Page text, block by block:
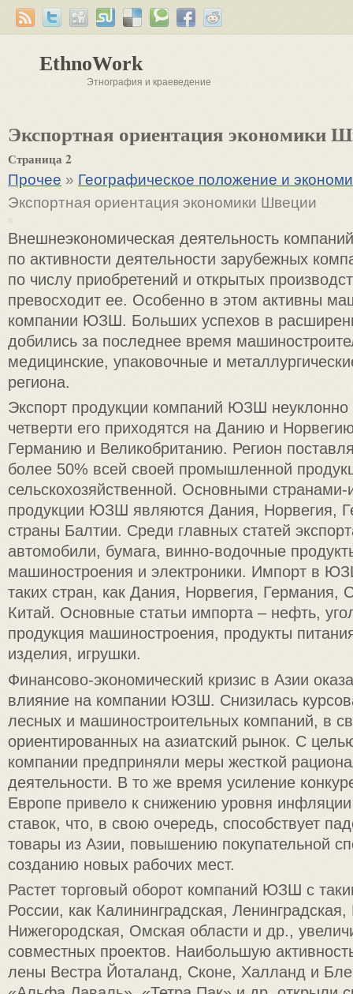
EthnoWork
Этнография и краеведение
Экспортная ориентация экономики
Страница 2
Прочее » Географическое положение и
Экспортная ориентация экономики Швеции
Внешнеэкономическая деятельность
по активности деятельности зарубежных
по числу приобретений и открытых
превосходит ее. Особенно в этом активны
компании ЮЗШ. Больших успехов в
добились за последнее время
медицинские, упаковочные и
региона.
Экспорт продукции компаний ЮЗШ неуклонно
четверти его приходятся на Данию и
Германию и Великобританию. Регион
более 50% всей своей промышленной
сельскохозяйственной. Основными
продукции ЮЗШ являются Дания, Норвегия,
страны Балтии. Среди главных статей
автомобили, бумага, винно-водочные
машиностроения и электроники. Импорт в
таких стран, как Дания, Норвегия, Германия,
Китай. Основные статьи импорта – нефть,
продукция машиностроения, продукты
изделия, игрушки.
Финансово-экономический кризис в Азии
влияние на компании ЮЗШ. Снизилась
лесных и машиностроительных компаний, в
ориентированных на азиатский рынок. С
компании предприняли меры жесткой
деятельности. В то же время усиление
Европе привело к снижению уровня
ставок, что, в свою очередь, способствует
товары из Азии, повышению покупательной
созданию новых рабочих мест.
Растет торговый оборот компаний ЮЗШ с
России, как Калининградская,
Нижегородская, Омская области и др.,
совместных проектов. Наибольшую
лены Вестра Йоталанд, Сконе, Халланд и